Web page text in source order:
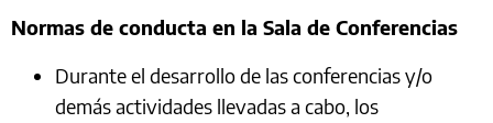
Normas de conducta en la Sala de Conferencias
Durante el desarrollo de las conferencias y/o
demás actividades llevadas a cabo, los